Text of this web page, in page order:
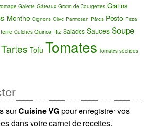
Galette Gâteaux Gratin de Courgettes Gratins
Menthe Oignons Olive Parmesan Pâtes Pesto Pizza
terre Quiches Quinoa Riz Salades Sauces Soupe
Tartes Tofu Tomates Tomates séchées
surCuisine VGpour enregistrer vos
dans votre carnet de recettes.